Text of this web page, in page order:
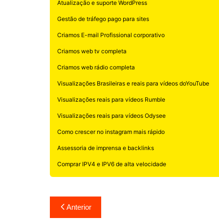
Atualização e suporte WordPress
Gestão de tráfego pago para sites
Criamos E-mail Profissional corporativo
Criamos web tv completa
Criamos web rádio completa
Visualizações Brasileiras e reais para vídeos doYouTube
Visualizações reais para vídeos Rumble
Visualizações reais para vídeos Odysee
Como crescer no instagram mais rápido
Assessoria de imprensa e backlinks
Comprar IPV4 e IPV6 de alta velocidade
Navegação
Anterior